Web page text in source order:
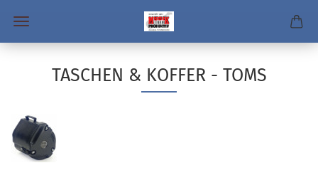
TASCHEN & KOFFER - TOMS